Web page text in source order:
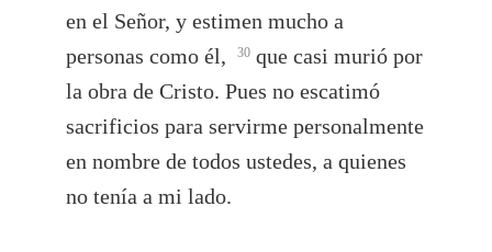
en el Señor, y estimen mucho a
personas como él,
30 que casi murió por
la obra de Cristo. Pues no escatimó
sacrificios para servirme personalmente
en nombre de todos ustedes, a quienes
no tenía a mi lado.